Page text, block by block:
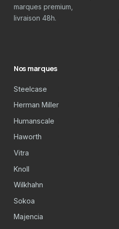
marques premium,
livraison 48h.
Nos marques
Steelcase
Herman Miller
Humanscale
Haworth
Vitra
Knoll
Wilkhahn
Sokoa
Majencia